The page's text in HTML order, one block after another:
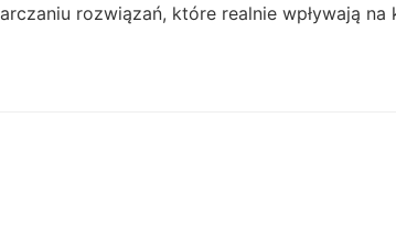
rozwiązań, które realnie wpływają